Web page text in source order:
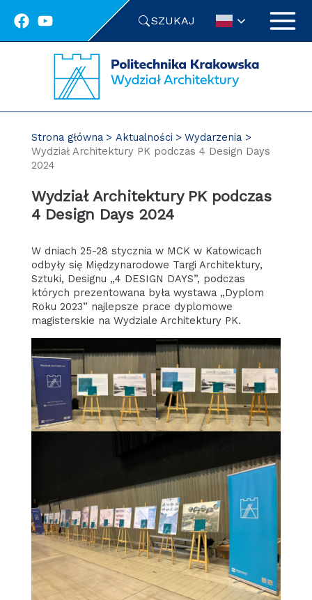
SZUKAJ
Strona główna Aktualności
Wydarzenia
Wydział Architektury PK podczas 4 Design Days
2024
Wydział Architektury PK podczas
4 Design Days 2024
W dniach 25-28 stycznia w MCK w Katowicach
odbyły się Międzynarodowe Targi Architektury,
Sztuki, Designu „4 DESIGN DAYS”, podczas
których prezentowana była wystawa „Dyplom
Roku 2023” najlepsze prace dyplomowe
magisterskie na Wydziale Architektury PK.